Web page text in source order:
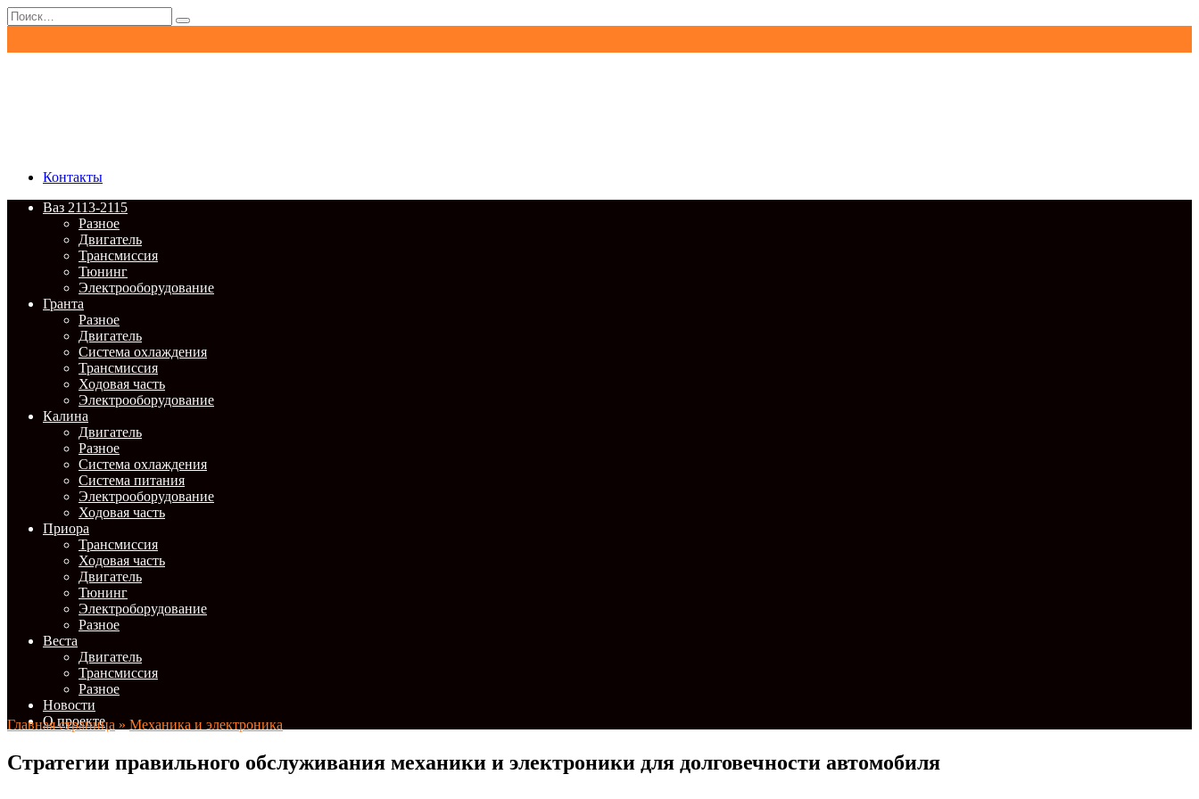
Перейти
к
Search
for:
Контакты
Ваз 2113-2115
Разное
Двигатель
Трансмиссия
Тюнинг
Электрооборудование
Гранта
Разное
Двигатель
Система охлаждения
Трансмиссия
Ходовая часть
Электрооборудование
Калина
Двигатель
Разное
Система охлаждения
Система питания
Электрооборудование
Ходовая часть
Приора
Трансмиссия
Ходовая часть
Двигатель
Тюнинг
Электроборудование
Разное
Веста
Двигатель
Трансмиссия
Разное
Новости
О проекте
Главная страница » Механика и электроника
Стратегии правильного обслуживания механики и электроники для долговечности автомобиля